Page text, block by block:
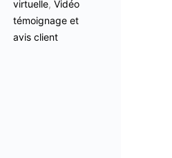
virtuelle, Vidéo
témoignage et
avis client